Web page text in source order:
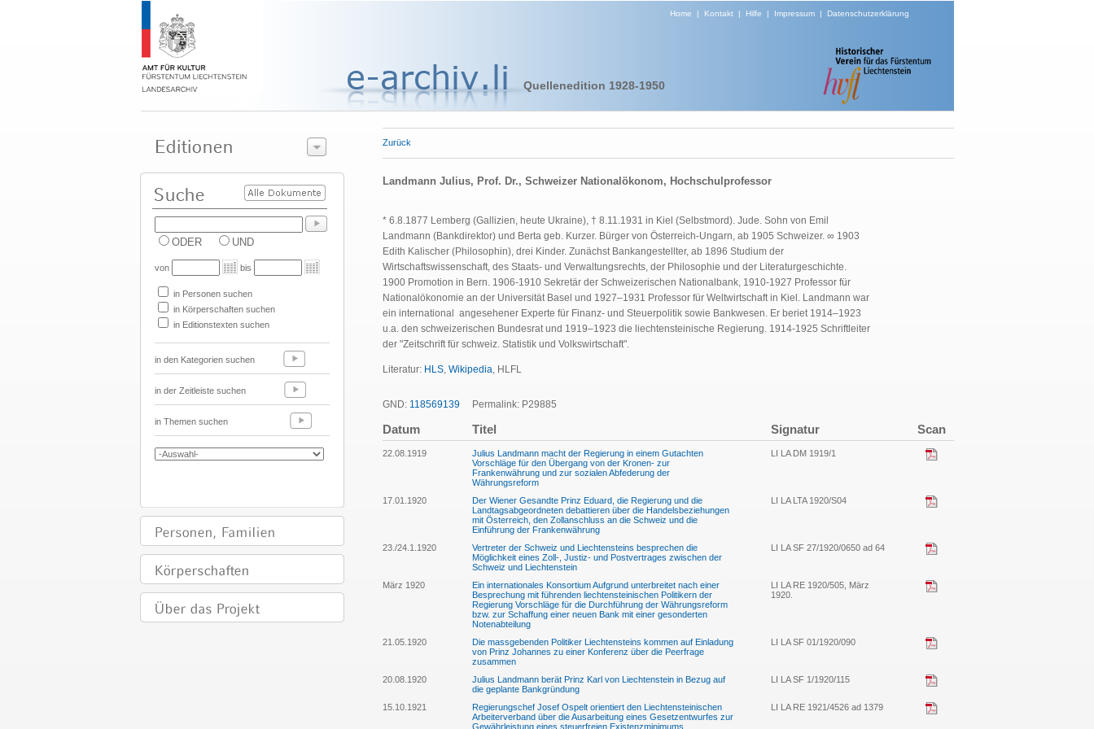
Home | Kontakt| Hilfe | Impressum| Datenschutzerklärung
Quellenedition 1928-1950
ODER UND
von bis
in Personen suchen
in Körperschaften suchen
in Editionstexten suchen
in den Kategorien suchen
in der Zeitleiste suchen
in Themen suchen
Zurück
Landmann Julius, Prof. Dr., Schweizer Nationalökonom, Hochschulprofessor
* 6.8.1877 Lemberg (Gallizien, heute Ukraine), † 8.11.1931 in Kiel (Selbstmord). Jude. Sohn von Emil
Landmann (Bankdirektor) und Berta geb. Kurzer. Bürger von Österreich-Ungarn, ab 1905 Schweizer. ∞ 1903
Edith Kalischer (Philosophin), drei Kinder. Zunächst Bankangestellter, ab 1896 Studium der
Wirtschaftswissenschaft, des Staats- und Verwaltungsrechts, der Philosophie und der Literaturgeschichte.
1900 Promotion in Bern. 1906-1910 Sekretär der Schweizerischen Nationalbank, 1910-1927 Professor für
Nationalökonomie an der Universität Basel und 1927–1931 Professor für Weltwirtschaft in Kiel. Landmann war
ein international angesehener Experte für Finanz- und Steuerpolitik sowie Bankwesen. Er beriet 1914–1923
u.a. den schweizerischen Bundesrat und 1919–1923 die liechtensteinische Regierung. 1914-1925 Schriftleiter
der "Zeitschrift für schweiz. Statistik und Volkswirtschaft".
Literatur: HLS, Wikipedia, HLFL
GND: 118569139 Permalink: P29885
Datum Titel Signatur Scan
22.08.1919
Julius Landmann macht der Regierung in einem Gutachten
Vorschläge für den Übergang von der Kronen- zur
Frankenwährung und zur sozialen Abfederung der
Währungsreform
LI LA DM 1919/1
17.01.1920
Der Wiener Gesandte Prinz Eduard, die Regierung und die
Landtagsabgeordneten debattieren über die Handelsbeziehungen
mit Österreich, den Zollanschluss an die Schweiz und die
Einführung der Frankenwährung
LI LA LTA 1920/S04
23./24.1.1920
Vertreter der Schweiz und Liechtensteins besprechen die
Möglichkeit eines Zoll-, Justiz- und Postvertrages zwischen der
Schweiz und Liechtenstein
LI LA SF 27/1920/0650 ad 64
März 1920
Ein internationales Konsortium Aufgrund unterbreitet nach einer
Besprechung mit führenden liechtensteinischen Politikern der
Regierung Vorschläge für die Durchführung der Währungsreform
bzw. zur Schaffung einer neuen Bank mit einer gesonderten
Notenabteilung
LI LA RE 1920/505, März
1920.
21.05.1920
Die massgebenden Politiker Liechtensteins kommen auf Einladung
von Prinz Johannes zu einer Konferenz über die Peerfrage
zusammen
LI LA SF 01/1920/090
20.08.1920
Julius Landmann berät Prinz Karl von Liechtenstein in Bezug auf
die geplante Bankgründung
LI LA SF 1/1920/115
15.10.1921
Regierungschef Josef Ospelt orientiert den Liechtensteinischen
Arbeiterverband über die Ausarbeitung eines Gesetzentwurfes zur
Gewährleistung eines steuerfreien Existenzminimums
LI LA RE 1921/4526 ad 1379